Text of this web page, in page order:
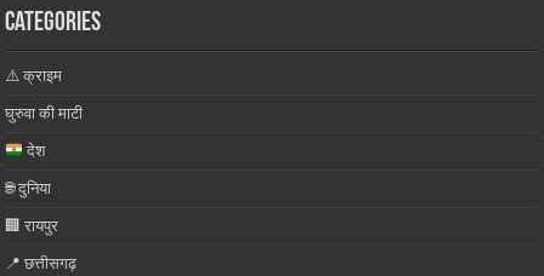
Categories
⚠️ क्राइम
घुरुवा की माटी
देश
🌐 दुनिया
🏢 रायपुर
📍 छत्तीसगढ़